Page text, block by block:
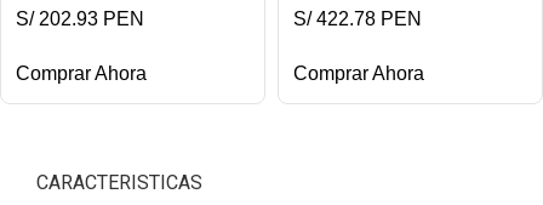
S/ 202.93 PEN
Comprar Ahora
S/ 422.78 PEN
Comprar Ahora
CARACTERISTICAS